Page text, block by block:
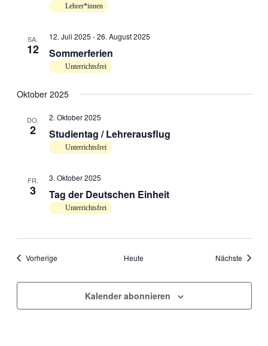
Lehrer*innen
SA.
12 Sommerferien
12. Juli 2025 -26. August 2025
Unterrichtsfrei
Oktober 2025
DO.
2 Studientag / Lehrerausflug
2. Oktober 2025
Unterrichtsfrei
FR.
3 Tag der Deutschen Einheit
3. Oktober 2025
Unterrichtsfrei
VorherigeVeranstaltungen Heute Nächste
Kalender abonnieren